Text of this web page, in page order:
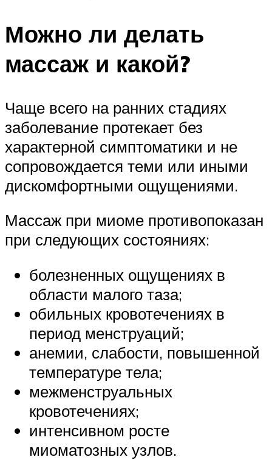
Можно ли делать
массаж и какой?
Чаще всего на ранних стадиях
заболевание протекает без
характерной симптоматики и не
сопровождается теми или иными
дискомфортными ощущениями.
Массаж при миоме противопоказан
при следующих состояниях:
болезненных ощущениях в
области малого таза;
обильных кровотечениях в
период менструаций;
анемии, слабости, повышенной
температуре тела;
межменструальных
кровотечениях;
интенсивном росте
миоматозных узлов.